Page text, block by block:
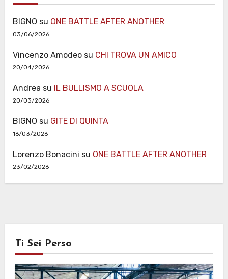
BIGNO su ONE BATTLE AFTER ANOTHER
03/06/2026
Vincenzo Amodeosu CHI TROVA UN AMICO
20/04/2026
Andrea su IL BULLISMO A SCUOLA
20/03/2026
BIGNO su GITE DI QUINTA
16/03/2026
Lorenzo Bonacini su ONE BATTLE AFTER ANOTHER
23/02/2026
Ti Sei Perso